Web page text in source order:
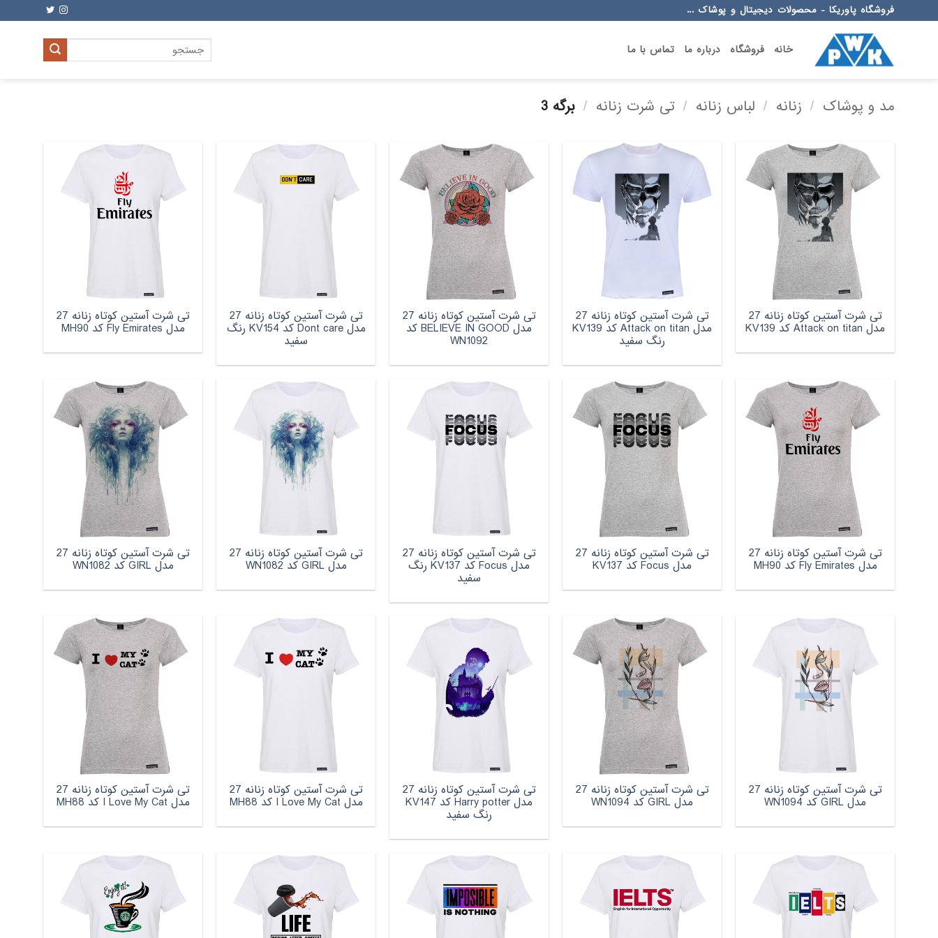
to
فروشگاه پاوریکا - محصولات دیجیتال و پوشاک ...
خانه فروشگاه درباره ما تماس با ما
جستجو
برای:
مد و پوشاک / زنانه / لباس زنانه / تی شرت زنانه / برگه 3
تی شرت آستین کوتاه زنانه 27
مدل Attack on titan کد KV139
تی شرت آستین کوتاه زنانه 27
مدل Attack on titan کد KV139
رنگ سفید
تی شرت آستین کوتاه زنانه 27
مدل BELIEVE IN GOOD کد
WN1092
تی شرت آستین کوتاه زنانه 27
مدل Dont care کد KV154 رنگ
سفید
تی شرت آستین کوتاه زنانه 27
مدل Fly Emirates کد MH90
تی شرت آستین کوتاه زنانه 27
مدل Fly Emirates کد MH90
تی شرت آستین کوتاه زنانه 27
مدل Focus کد KV137
تی شرت آستین کوتاه زنانه 27
مدل Focus کد KV137 رنگ
سفید
تی شرت آستین کوتاه زنانه 27
مدل GIRL کد WN1082
تی شرت آستین کوتاه زنانه 27
مدل GIRL کد WN1082
تی شرت آستین کوتاه زنانه 27
مدل GIRL کد WN1094
تی شرت آستین کوتاه زنانه 27
مدل GIRL کد WN1094
تی شرت آستین کوتاه زنانه 27
مدل Harry potter کد KV147
رنگ سفید
تی شرت آستین کوتاه زنانه 27
مدل I Love My Cat کد MH88
تی شرت آستین کوتاه زنانه 27
مدل I Love My Cat کد MH88